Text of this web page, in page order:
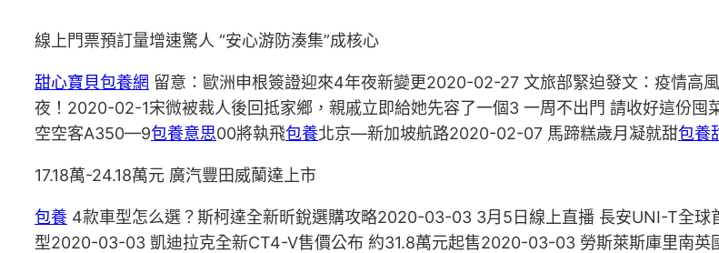
線上門票預訂量增速驚人 “安心游防湊集”成核心
甜心寶貝包養網 留意：歐洲申根簽證迎來4年夜新變更2020-02-27 文旅部緊迫發文：疫情高
夜！2020-02-1宋微被裁人後回抵家鄉，親戚立即給她先容了一個3 一周不出門 請收好這份
空空客A350—9包養意思00將執飛包養北京—新加坡航路2020-02-07 馬蹄糕歲月凝就甜包養
17.18萬-24.18萬元 廣汽豐田威蘭達上市
包養 4款車型怎么選？斯柯達全新昕銳選購攻略2020-03-03 ​3月5日線上直播 長安UNI-T全
型2020-03-03 凱迪拉克全新CT4-V售價公布 約31.8萬元起售2020-03-03 勞斯萊斯庫里南